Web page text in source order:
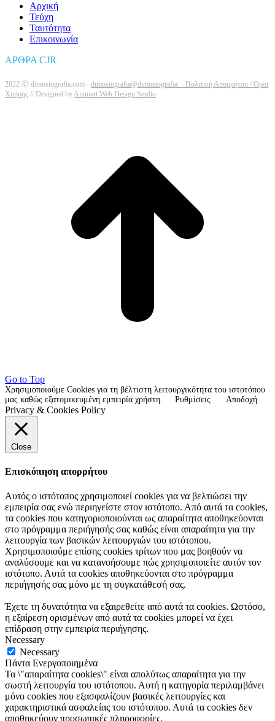
Αρχική
Τεύχη
Ταυτότητα
Επικοινωνία
ΑΡΘΡΑ CJR
2022 Ⓒ dimosiografia.com - dimosiografia@dimosiografia. - Πολιτική Απορρήτου / Όροι
Χρήσης // Designed byAnimart Web Design Studio
Go to Top
Χρησιμοποιούμε Cookies για τη βέλτιστη λειτουργικότητα του ιστοτόπου
μας καθώς εξατομικευμένη εμπειρία χρήστη.
Ρυθμίσεις Αποδοχή
Privacy & Cookies Policy
Close
Επισκόπηση απορρήτου
Αυτός ο ιστότοπος χρησιμοποιεί cookies για να βελτιώσει την
εμπειρία σας ενώ περιηγείστε στον ιστότοπο. Από αυτά τα cookies,
τα cookies που κατηγοριοποιούνται ως απαραίτητα αποθηκεύονται
στο πρόγραμμα περιήγησής σας καθώς είναι απαραίτητα για την
λειτουργία των βασικών λειτουργιών του ιστότοπου.
Χρησιμοποιούμε επίσης cookies τρίτων που μας βοηθούν να
αναλύσουμε και να κατανοήσουμε πώς χρησιμοποιείτε αυτόν τον
ιστότοπο. Αυτά τα cookies αποθηκεύονται στο πρόγραμμα
περιήγησής σας μόνο με τη συγκατάθεσή σας.
Έχετε τη δυνατότητα να εξαιρεθείτε από αυτά τα cookies. Ωστόσο,
η εξαίρεση ορισμένων από αυτά τα cookies μπορεί να έχει
επίδραση στην εμπειρία περιήγησης.
Necessary
Necessary
Πάντα Ενεργοποιημένα
Τα \"απαραίτητα cookies\" είναι απολύτως απαραίτητα για την
σωστή λειτουργία του ιστότοπου. Αυτή η κατηγορία περιλαμβάνει
μόνο cookies που εξασφαλίζουν βασικές λειτουργίες και
χαρακτηριστικά ασφαλείας του ιστότοπου. Αυτά τα cookies δεν
αποθηκεύουν προσωπικές πληροφορίες.